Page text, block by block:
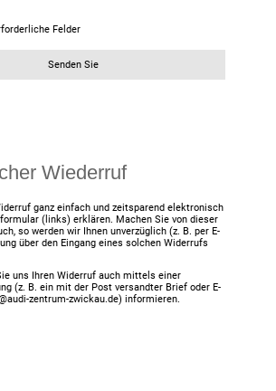
Felder
Senden Sie
Wiederruf
ganz einfach und zeitsparend elektronisch
(links) erklären. Machen Sie von dieser
so werden wir Ihnen unverzüglich (z. B. per E-
über den Eingang eines solchen Widerrufs
uns Ihren Widerruf auch mittels einer
(z. B. ein mit der Post versandter Brief oder E-
zentrum-zwickau.de) informieren.